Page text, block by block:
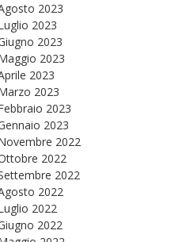
2023
2023
2023
2023
2023
2023
2023
2023
2022
2022
2022
2022
2022
2022